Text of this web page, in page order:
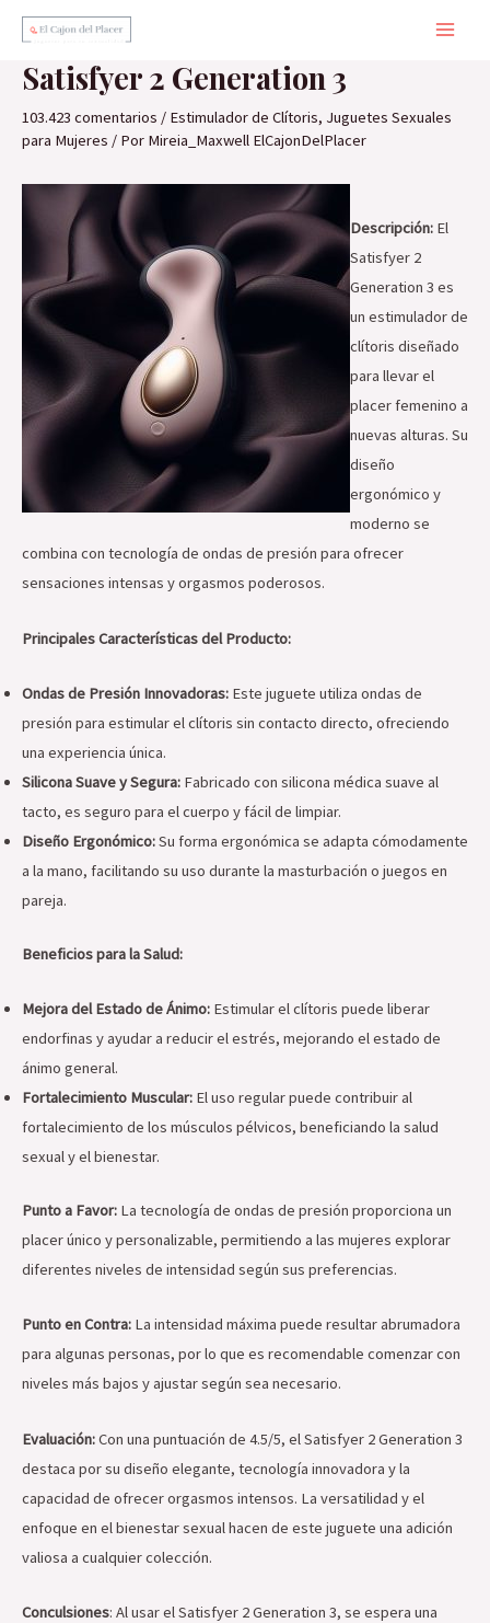
contenido
Satisfyer 2 Generation 3
103.423 comentarios / Estimulador de Clítoris, Juguetes Sexuales
para Mujeres / Por Mireia_Maxwell ElCajonDelPlacer
Descripción: El
Satisfyer 2
Generation 3 es
un estimulador de
clítoris diseñado
para llevar el
placer femenino a
nuevas alturas. Su
diseño
ergonómico y
moderno se
combina con tecnología de ondas de presión para ofrecer
sensaciones intensas y orgasmos poderosos.
Principales Características del Producto:
Ondas de Presión Innovadoras: Este juguete utiliza ondas de
presión para estimular el clítoris sin contacto directo, ofreciendo
una experiencia única.
Silicona Suave y Segura: Fabricado con silicona médica suave al
tacto, es seguro para el cuerpo y fácil de limpiar.
Diseño Ergonómico:Su forma ergonómica se adapta cómodamente
a la mano, facilitando su uso durante la masturbación o juegos en
pareja.
Beneficios para la Salud:
Mejora del Estado de Ánimo: Estimular el clítoris puede liberar
endorfinas y ayudar a reducir el estrés, mejorando el estado de
ánimo general.
Fortalecimiento Muscular: El uso regular puede contribuir al
fortalecimiento de los músculos pélvicos, beneficiando la salud
sexual y el bienestar.
Punto a Favor: La tecnología de ondas de presión proporciona un
placer único y personalizable, permitiendo a las mujeres explorar
diferentes niveles de intensidad según sus preferencias.
Punto en Contra: La intensidad máxima puede resultar abrumadora
para algunas personas, por lo que es recomendable comenzar con
niveles más bajos y ajustar según sea necesario.
Evaluación:Con una puntuación de 4.5/5, el Satisfyer 2 Generation 3
destaca por su diseño elegante, tecnología innovadora y la
capacidad de ofrecer orgasmos intensos. La versatilidad y el
enfoque en el bienestar sexual hacen de este juguete una adición
valiosa a cualquier colección.
Conculsiones: Al usar el Satisfyer 2 Generation 3, se espera una